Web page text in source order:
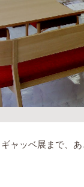
ギャッベ展まで、あ